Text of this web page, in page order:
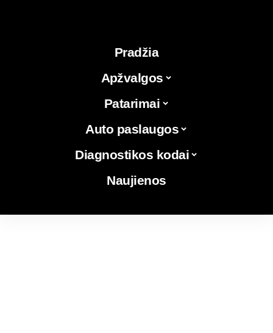
Pradžia
Apžvalgos
Patarimai
Auto paslaugos
Diagnostikos kodai
Naujienos